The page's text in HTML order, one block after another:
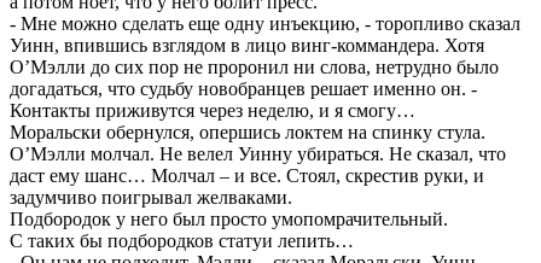
- Мне можно сделать еще одну инъекцию, - торопливо сказал
Уинн, впившись взглядом в лицо винг-коммандера. Хотя
О’Мэлли до сих пор не проронил ни слова, нетрудно было
догадаться, что судьбу новобранцев решает именно он. -
Контакты приживутся через неделю, и я смогу…
Моральски обернулся, опершись локтем на спинку стула.
О’Мэлли молчал. Не велел Уинну убираться. Не сказал, что
даст ему шанс… Молчал – и все. Стоял, скрестив руки, и
задумчиво поигрывал желваками.
Подбородок у него был просто умопомрачительный.
С таких бы подбородков статуи лепить…